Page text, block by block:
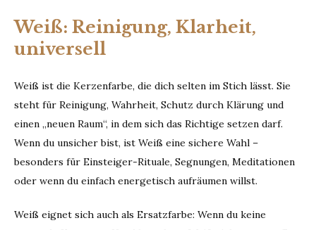
Weiß: Reinigung, Klarheit,
universell
Weiß ist die Kerzenfarbe, die dich selten im Stich lässt. Sie
steht für Reinigung, Wahrheit, Schutz durch Klärung und
einen „neuen Raum“, in dem sich das Richtige setzen darf.
Wenn du unsicher bist, ist Weiß eine sichere Wahl –
besonders für Einsteiger-Rituale, Segnungen, Meditationen
oder wenn du einfach energetisch aufräumen willst.
Weiß eignet sich auch als Ersatzfarbe: Wenn du keine